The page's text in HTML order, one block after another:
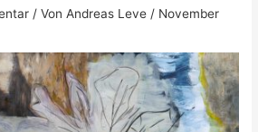
/ VonAndreas Leve / November